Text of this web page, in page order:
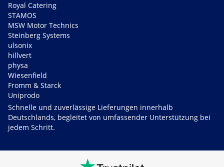
Royal Catering
STAMOS
MSW Motor Technics
Steinberg Systems
ulsonix
hillvert
physa
Wiesenfield
Fromm & Starck
Uniprodo
Schnelle und zuverlässige Lieferungen innerhalb
Deutschlands, begleitet von umfassender Unterstützung bei
jedem Schritt.